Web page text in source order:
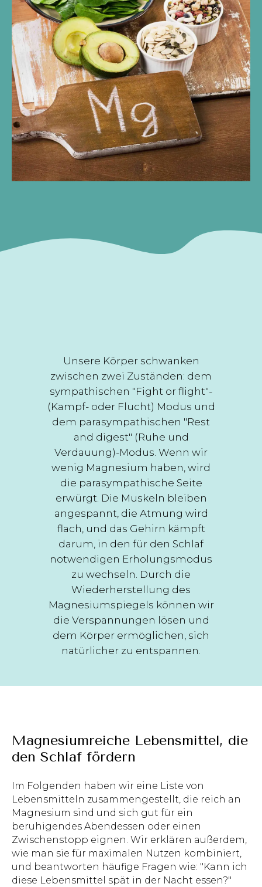
Unsere Körper schwanken
zwischen zwei Zuständen: dem
sympathischen "Fight or flight"-
(Kampf- oder Flucht) Modus und
dem parasympathischen "Rest
and digest" (Ruhe und
Verdauung)-Modus. Wenn wir
wenig Magnesium haben, wird
die parasympathische Seite
erwürgt. Die Muskeln bleiben
angespannt, die Atmung wird
flach, und das Gehirn kämpft
darum, in den für den Schlaf
notwendigen Erholungsmodus
zu wechseln. Durch die
Wiederherstellung des
Magnesiumspiegels können wir
die Verspannungen lösen und
dem Körper ermöglichen, sich
natürlicher zu entspannen.
Magnesiumreiche Lebensmittel, die
den Schlaf fördern
Im Folgenden haben wir eine Liste von
Lebensmitteln zusammengestellt, die reich an
Magnesium sind und sich gut für ein
beruhigendes Abendessen oder einen
Zwischenstopp eignen. Wir erklären außerdem,
wie man sie für maximalen Nutzen kombiniert,
und beantworten häufige Fragen wie: "Kann ich
diese Lebensmittel spät in der Nacht essen?"